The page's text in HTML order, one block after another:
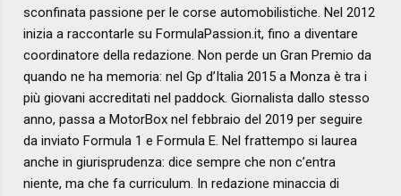
sconfinata passione per le corse automobilistiche. Nel 2012
inizia a raccontarle su FormulaPassion.it, fino a diventare
coordinatore della redazione. Non perde un Gran Premio da
quando ne ha memoria: nel Gp d’Italia 2015 a Monza è tra i
più giovani accreditati nel paddock. Giornalista dallo stesso
anno, passa a MotorBox nel febbraio del 2019 per seguire
da inviato Formula 1 e Formula E. Nel frattempo si laurea
anche in giurisprudenza: dice sempre che non c’entra
niente, ma che fa curriculum. In redazione minaccia di